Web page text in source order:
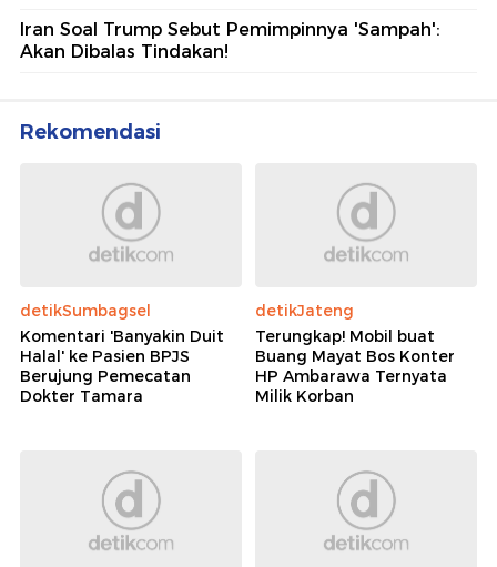
Iran Soal Trump Sebut Pemimpinnya 'Sampah':
Akan Dibalas Tindakan!
Rekomendasi
detikSumbagsel
Komentari 'Banyakin Duit
Halal' ke Pasien BPJS
Berujung Pemecatan
Dokter Tamara
detikJateng
Terungkap! Mobil buat
Buang Mayat Bos Konter
HP Ambarawa Ternyata
Milik Korban